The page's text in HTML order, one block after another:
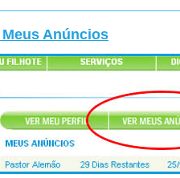
Meus Anúncios